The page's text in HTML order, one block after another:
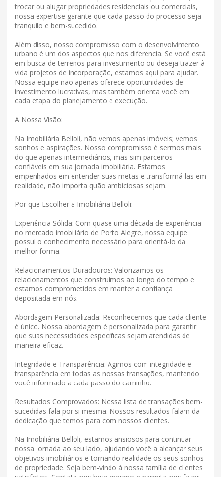
trocar ou alugar propriedades residenciais ou comerciais,
nossa expertise garante que cada passo do processo seja
tranquilo e bem-sucedido.
Além disso, nosso compromisso com o desenvolvimento
urbano é um dos aspectos que nos diferencia. Se você está
em busca de terrenos para investimento ou deseja trazer à
vida projetos de incorporação, estamos aqui para ajudar.
Nossa equipe não apenas oferece oportunidades de
investimento lucrativas, mas também orienta você em
cada etapa do planejamento e execução.
A Nossa Visão:
Na Imobiliária Belloli, não vemos apenas imóveis; vemos
sonhos e aspirações. Nosso compromisso é sermos mais
do que apenas intermediários, mas sim parceiros
confiáveis ​​em sua jornada imobiliária. Estamos
empenhados em entender suas metas e transformá-las em
realidade, não importa quão ambiciosas sejam.
Por que Escolher a Imobiliária Belloli:
Experiência Sólida: Com quase uma década de experiência
no mercado imobiliário de Porto Alegre, nossa equipe
possui o conhecimento necessário para orientá-lo da
melhor forma.
Relacionamentos Duradouros: Valorizamos os
relacionamentos que construímos ao longo do tempo e
estamos comprometidos em manter a confiança
depositada em nós.
Abordagem Personalizada: Reconhecemos que cada cliente
é único. Nossa abordagem é personalizada para garantir
que suas necessidades específicas sejam atendidas de
maneira eficaz.
Integridade e Transparência: Agimos com integridade e
transparência em todas as nossas transações, mantendo
você informado a cada passo do caminho.
Resultados Comprovados: Nossa lista de transações bem-
sucedidas fala por si mesma. Nossos resultados falam da
dedicação que temos para com nossos clientes.
Na Imobiliária Belloli, estamos ansiosos para continuar
nossa jornada ao seu lado, ajudando você a alcançar seus
objetivos imobiliários e tornando realidade os seus sonhos
de propriedade. Seja bem-vindo à nossa família de clientes